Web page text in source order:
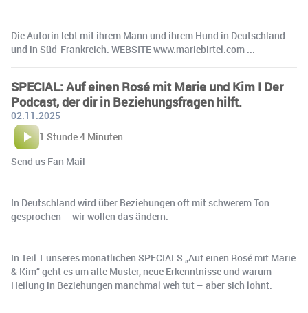
Die Autorin lebt mit ihrem Mann und ihrem Hund in Deutschland
und in Süd-Frankreich. WEBSITE www.mariebirtel.com ...
SPECIAL: Auf einen Rosé mit Marie und Kim I Der
Podcast, der dir in Beziehungsfragen hilft.
02.11.2025
1 Stunde 4 Minuten
Send us Fan Mail
In Deutschland wird über Beziehungen oft mit schwerem Ton
gesprochen – wir wollen das ändern.
In Teil 1 unseres monatlichen SPECIALS „Auf einen Rosé mit Marie
& Kim“ geht es um alte Muster, neue Erkenntnisse und warum
Heilung in Beziehungen manchmal weh tut – aber sich lohnt.